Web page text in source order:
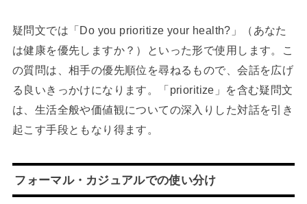
疑問文では「Do you prioritize your health?」（あなた
は健康を優先しますか？）といった形で使用します。こ
の質問は、相手の優先順位を尋ねるもので、会話を広げ
る良いきっかけになります。「prioritize」を含む疑問文
は、生活全般や価値観についての深入りした対話を引き
起こす手段ともなり得ます。
フォーマル・カジュアルでの使い分け